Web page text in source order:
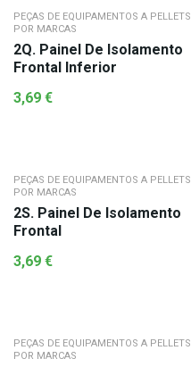
PEÇAS DE EQUIPAMENTOS A PELLETS
POR MARCAS
2Q. Painel De Isolamento
Frontal Inferior
3,69 €
PEÇAS DE EQUIPAMENTOS A PELLETS
POR MARCAS
2S. Painel De Isolamento
Frontal
3,69 €
PEÇAS DE EQUIPAMENTOS A PELLETS
POR MARCAS